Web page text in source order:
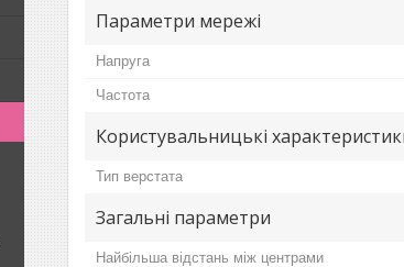
Параметри мережі
Напруга
Частота
Користувальницькі
Тип верстата
Загальні параметри
Найбільша відстань між центрами